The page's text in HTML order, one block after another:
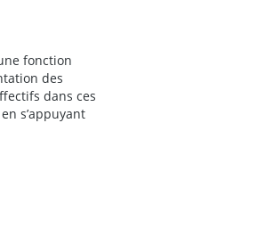
fonction
des
dans ces
s’appuyant